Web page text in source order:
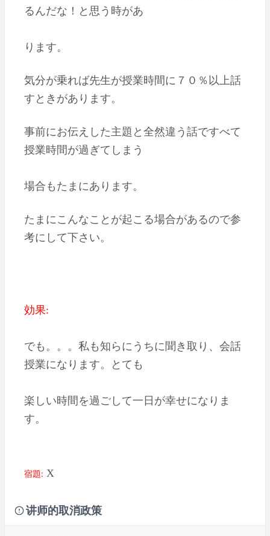
るんだな！と思う時があ
ります。
気分が乗れば先生が授業時間に７０％以上話
すときがあります。
事前にお伝えした主題と全然違う話ですべて
授業時間が過ぎてしまう
場合もたまにあります。
たまにこんなことが起こる場合があるので参
考にして下さい。
効果:
でも。。。私も知らにうちに聞き取り、会話
授業になります。とても
楽しい時間を過ごして一日が幸せになりま
す。
宿題: X
讲师的取消政策